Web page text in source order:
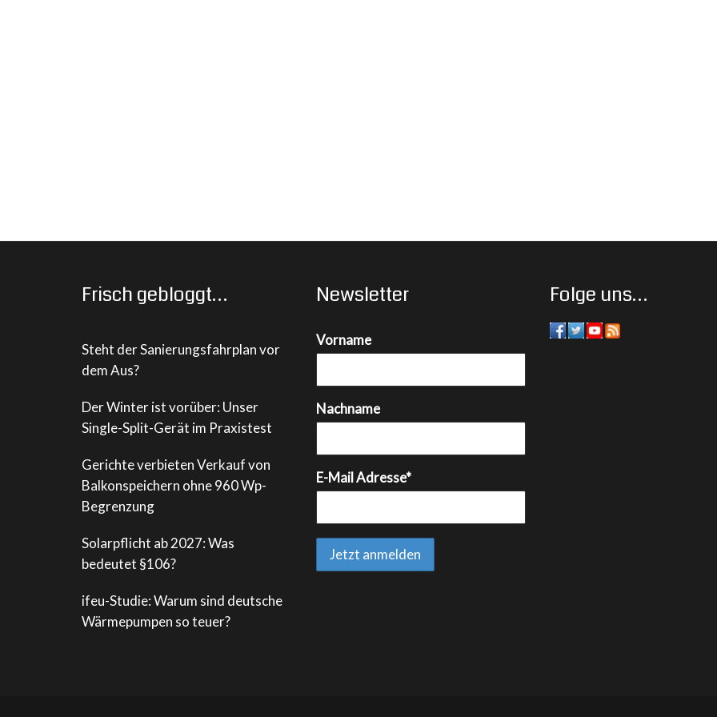
Frisch gebloggt…
Steht der Sanierungsfahrplan vor
dem Aus?
Der Winter ist vorüber: Unser
Single-Split-Gerät im Praxistest
Gerichte verbieten Verkauf von
Balkonspeichern ohne 960 Wp-
Begrenzung
Solarpflicht ab 2027: Was
bedeutet §106?
ifeu-Studie: Warum sind deutsche
Wärmepumpen so teuer?
Newsletter
Vorname
Nachname
E-Mail Adresse*
Folge uns…